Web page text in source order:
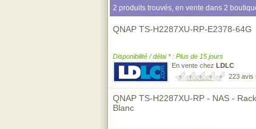
2 produits trouvés, en vente dans 2
QNAP TS-H2287XU-RP-E2378-64G
Disponibilité / délai * : Plus de 15 jours
En vente chez LDLC
223 avis
QNAP TS-H2287XU-RP - NAS -
Blanc